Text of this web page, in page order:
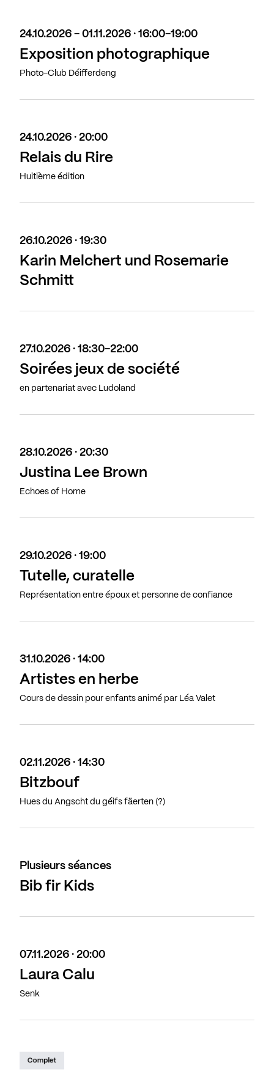
24.10.2026 - 01.11.2026 · 16:00-19:00
Exposition photographique
Photo-Club Déifferdeng
24.10.2026 · 20:00
Relais du Rire
Huitième édition
26.10.2026 · 19:30
Karin Melchert und Rosemarie
Schmitt
27.10.2026 · 18:30-22:00
Soirées jeux de société
en partenariat avec Ludoland
28.10.2026 · 20:30
Justina Lee Brown
Echoes of Home
29.10.2026 · 19:00
Tutelle, curatelle
Représentation entre époux et personne de confiance
31.10.2026 · 14:00
Artistes en herbe
Cours de dessin pour enfants animé par Léa Valet
02.11.2026 · 14:30
Bitzbouf
Hues du Angscht du géifs fäerten (?)
Plusieurs séances
Bib fir Kids
07.11.2026 · 20:00
Laura Calu
Senk
Complet